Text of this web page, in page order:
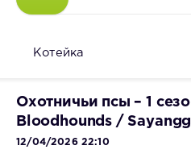
Котейка
Охотничьи псы – 1
Bloodhounds /
12/04/2026 22:10